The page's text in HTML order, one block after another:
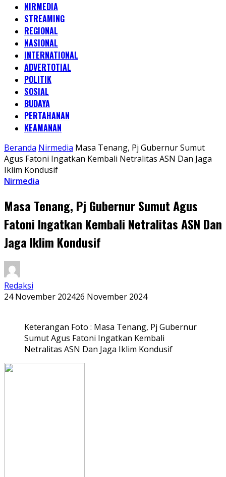
NIRMEDIA
STREAMING
REGIONAL
NASIONAL
INTERNATIONAL
ADVERTOTIAL
POLITIK
SOSIAL
BUDAYA
PERTAHANAN
KEAMANAN
Beranda Nirmedia Masa Tenang, Pj Gubernur Sumut
Agus Fatoni Ingatkan Kembali Netralitas ASN Dan Jaga
Iklim Kondusif
Nirmedia
Masa Tenang, Pj Gubernur Sumut Agus
Fatoni Ingatkan Kembali Netralitas ASN Dan
Jaga Iklim Kondusif
Redaksi
24 November 202426 November 2024
Keterangan Foto : Masa Tenang, Pj Gubernur
Sumut Agus Fatoni Ingatkan Kembali
Netralitas ASN Dan Jaga Iklim Kondusif